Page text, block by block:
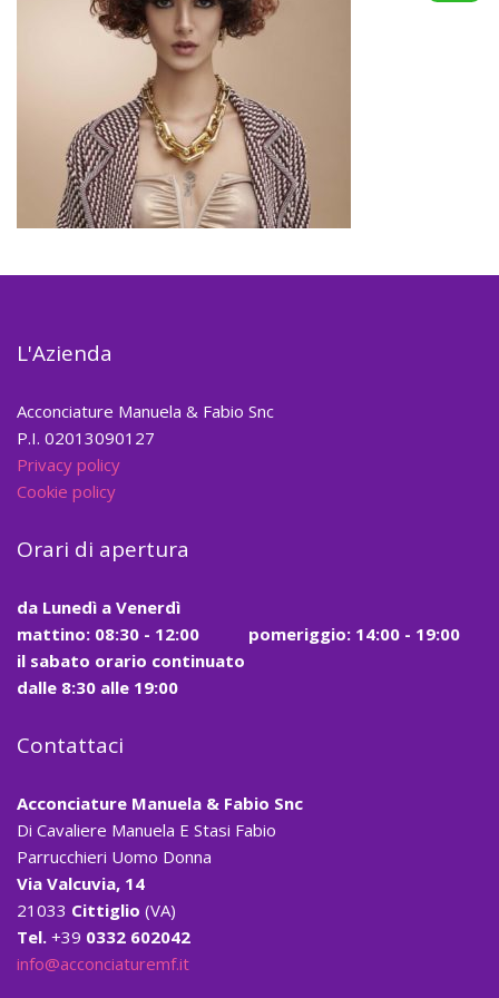
L'Azienda
Acconciature Manuela & Fabio Snc
P.I. 02013090127
Privacy policy
Cookie policy
Orari di apertura
da Lunedì a Venerdì
mattino: 08:30 - 12:00
pomeriggio: 14:00 - 19:00
il sabato orario continuato
dalle 8:30 alle 19:00
Contattaci
Acconciature Manuela & Fabio Snc
Di Cavaliere Manuela E Stasi Fabio
Parrucchieri Uomo Donna
Via Valcuvia, 14
21033 Cittiglio (VA)
Tel. +39 0332 602042
info@acconciaturemf.it